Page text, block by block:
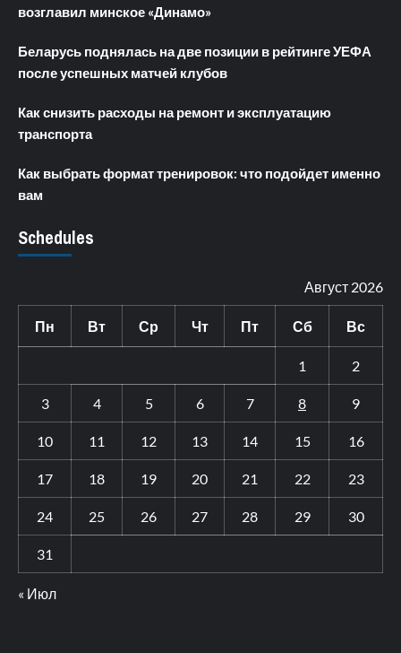
возглавил минское «Динамо»
Беларусь поднялась на две позиции в рейтинге УЕФА
после успешных матчей клубов
Как снизить расходы на ремонт и эксплуатацию
транспорта
Как выбрать формат тренировок: что подойдет именно
вам
Schedules
Август 2026
Пн Вт Ср Чт Пт Сб Вс
1 2
3 4 5 6 7 8 9
10 11 12 13 14 15 16
17 18 19 20 21 22 23
24 25 26 27 28 29 30
31
« Июл